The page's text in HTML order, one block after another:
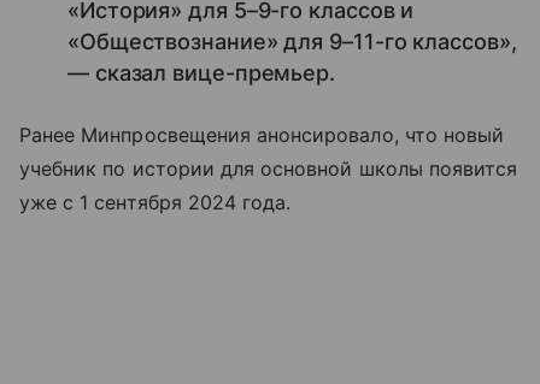
«История» для 5–9-го классов и
«Обществознание» для 9–11-го классов»,
— сказал вице-премьер.
Ранее Минпросвещения анонсировало, что новый
учебник по истории для основной школы появится
уже с 1 сентября 2024 года.